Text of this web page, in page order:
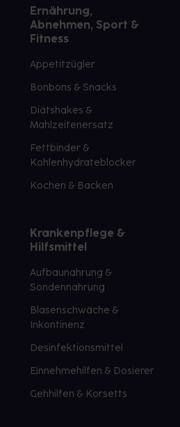
Ernährung,
Abnehmen, Sport &
Fitness
Appetitzügler
Bonbons & Snacks
Diätshakes &
Mahlzeitenersatz
Fettbinder &
Kohlenhydrateblocker
Kochen & Backen
Krankenpflege &
Hilfsmittel
Aufbaunahrung &
Sondennahrung
Blasenschwäche &
Inkontinenz
Desinfektionsmittel
Einnehmehilfen & Dosierer
Gehhilfen & Korsetts